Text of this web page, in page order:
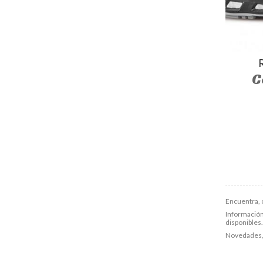
Encuentra,
disponibles.